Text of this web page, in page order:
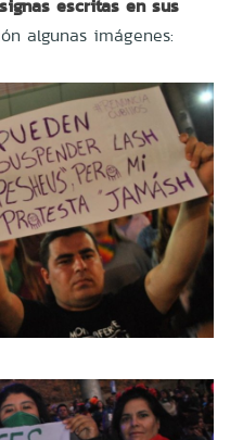
escritas en sus
algunas imágenes: